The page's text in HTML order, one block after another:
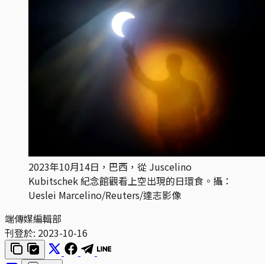
2023年10月14日，巴西，從 Juscelino
Kubitschek 紀念館觀看上空出現的日環食。攝：
Ueslei Marcelino/Reuters/達志影像
端傳媒編輯部
刊登於: 2023-10-16